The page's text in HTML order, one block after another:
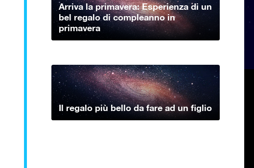
Arriva la primavera: Esperienza di un
bel regalo di compleanno in
primavera
Il regalo più bello da fare ad un figlio